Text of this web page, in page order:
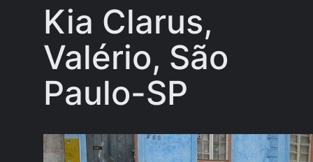
Kia Clarus,
Valério, São
Paulo-SP